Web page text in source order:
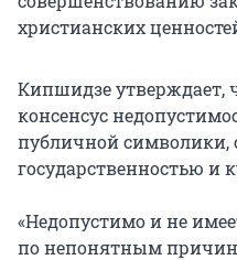
христианских
Кипшидзе утверждает,
консенсус
публичной символики,
государственностью и
«Недопустимо и не
по непонятным